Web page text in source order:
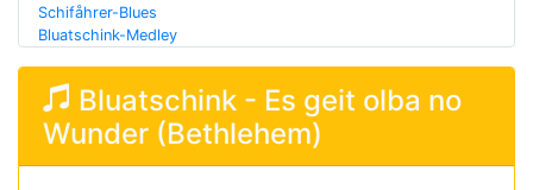
Schifåhrer-Blues
Bluatschink-Medley
Bluatschink - Es geit olba no
Wunder (Bethlehem)